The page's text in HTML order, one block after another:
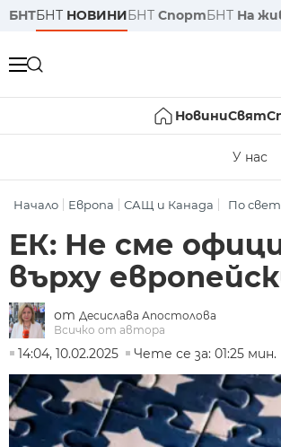
БНТБНТ НОВИНИБНТ СпортБНТ На
НовиниСвят
У нас
Начало Европа САЩ и Канада По
EК: Не сме
върху
от Десислава Апостолова
Всичко от автора
14:04, 10.02.2025
Чете се за: 01:25 мин.